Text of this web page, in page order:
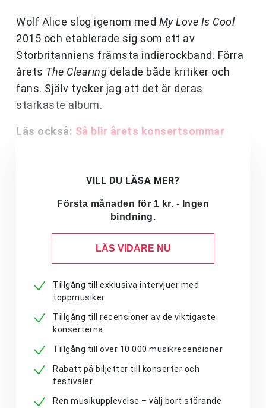
Wolf Alice slog igenom med My Love Is Cool
2015 och etablerade sig som ett av
Storbritanniens främsta indierockband. Förra
årets The Clearing delade både kritiker och
fans. Själv tycker jag att det är deras
starkaste album.
Läs också: Så blir årets konsertsommar
VILL DU LÄSA MER?
Första månaden för 1 kr. - Ingen
bindning.
LÄS VIDARE NU
Tillgång till exklusiva intervjuer med
toppmusiker
Tillgång till recensioner av de viktigaste
konserterna
Tillgång till över 10 000 musikrecensioner
Rabatt på biljetter till konserter och
festivaler
Ren musikupplevelse – välj bort störande